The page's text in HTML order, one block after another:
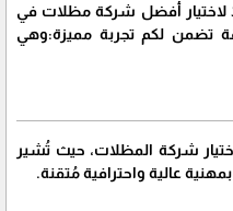
أفضل شركة مظلات في
تضمن لكم تجربة مميزة:وهي
شركة المظلات، حيث تُشير
عالية واحترافية مُتقنة.